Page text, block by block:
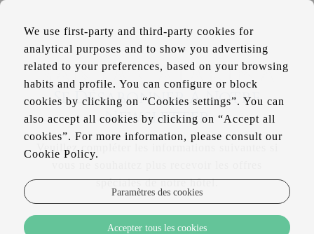
Se Désabonner À Notre
Newsletter
Veuillez compléter les informations suivantes si
spéciales de notre hôtel.
We use first-party and third-party cookies for
analytical purposes and to show you advertising
related to your preferences, based on your browsing
habits and profile. You can configure or block
cookies by clicking on “Cookies settings”. You can
also accept all cookies by clicking on “Accept all
cookies”. For more information, please consult our
Cookie Policy.
Paramètres des cookies
Accepter tous les cookies